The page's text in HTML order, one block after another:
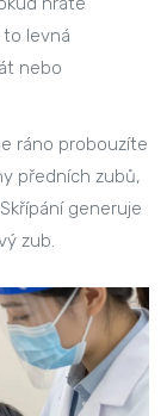
levná
nebo
ráno probouzíte
předních zubů,
generuje
zub.